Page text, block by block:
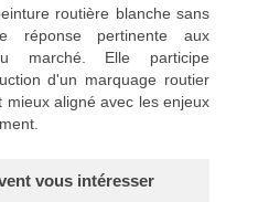
routière blanche sans
réponse pertinente aux
marché. Elle participe
d'un marquage routier
mieux aligné avec les enjeux
vous intéresser